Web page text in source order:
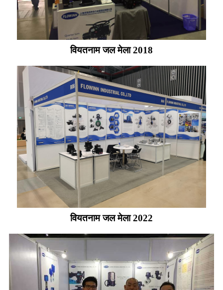
वियतनाम जल मेला 2018
वियतनाम जल मेला 2022